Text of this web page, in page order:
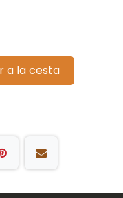
a la cesta